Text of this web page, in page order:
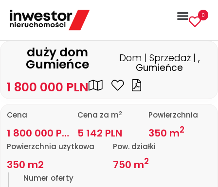
0
duży dom
Gumieńce Dom | Sprzedaż | ,
Gumieńce
1 800 000 PLN
Cena
1 800 000 PLN
Cena za m2
5 142 PLN
Powierzchnia
350 m2
Powierzchnia użytkowa
350 m2
Pow. działki
750 m2
Numer oferty